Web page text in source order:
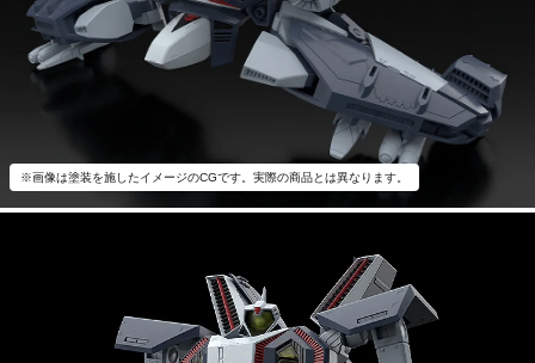
※画像は塗装を施したイメージのCGです。実際の商品とは異なります。